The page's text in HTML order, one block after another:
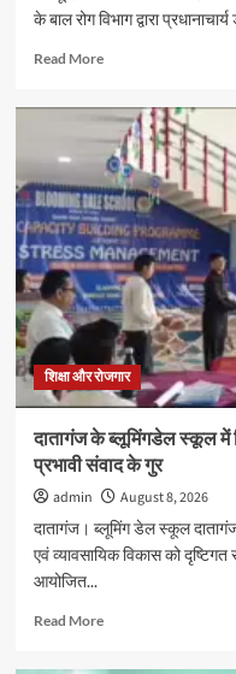
के बाल रोग विभाग द्वारा
Read MoreRead
विश्व
स्तनपान
सप्ताह
2026
के
अवसर
पर
पोस्टर
प्रतियोगिता
का
आयोजन
शिक्षा और रोजगार
दातागंज के ब्लूमिंगडेल स्कूल में
प्रभावी संवाद के गुर
admin
August 8, 2026
दातागंज। ब्लूमिंग डेल स्कूल दातागंज
एवं व्यावसायिक विकास को
आयोजित...
Read MoreRead